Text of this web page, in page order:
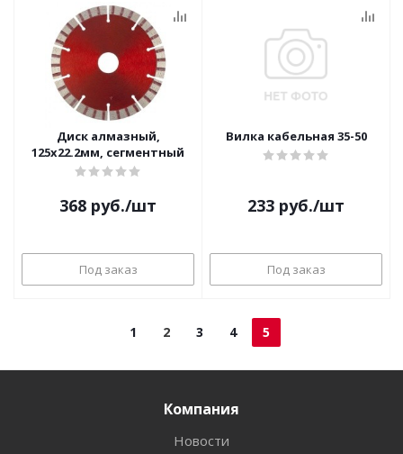
Диск алмазный,
125х22.2мм, сегментный
368 руб./шт
Под заказ
Вилка кабельная 35-50
233 руб./шт
Под заказ
1 2 3 4 5
Компания
Новости